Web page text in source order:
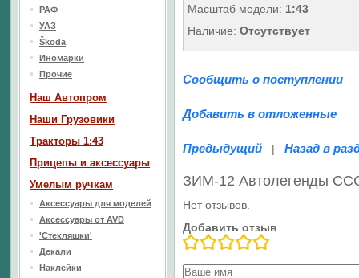
Масштаб модели: 1:43
Наличие: Отсутствует
Сообщить о поступлении
Добавить в отложенные
Предыдущий | Назад в
ЗИМ-12 Автолегенды
Нет отзывов.
Добавить отзыв
РАФ
УАЗ
Škoda
Иномарки
Прочие
Наш Aвтопром
Наши Грузовики
Тракторы 1:43
Прицепы и аксессуары
Умелым ручкам
Аксессуары для моделей
Аксессуары от AVD
'Стекляшки'
Декали
Наклейки